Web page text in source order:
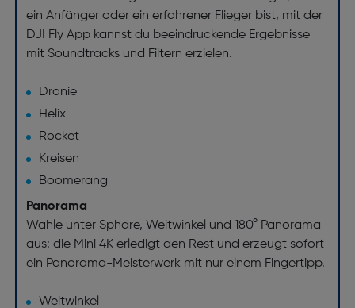
ein Anfänger oder ein erfahrener Flieger bist, mit der
DJI Fly App kannst du beeindruckende Ergebnisse
mit Soundtracks und Filtern erzielen.
Dronie
Helix
Rocket
Kreisen
Boomerang
Panorama
Wähle unter Sphäre, Weitwinkel und 180° Panorama
aus: die Mini 4K erledigt den Rest und erzeugt sofort
ein Panorama-Meisterwerk mit nur einem Fingertipp.
Weitwinkel